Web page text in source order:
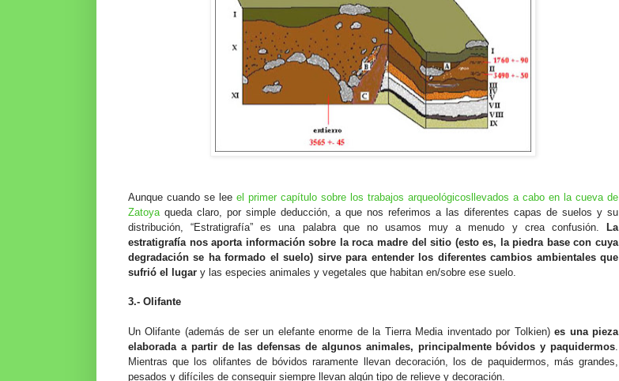
Aunque cuando se lee el primer capítulo sobre los trabajos arqueológicosllevados a cabo en la cueva de
Zatoya queda claro, por simple deducción, a que nos referimos a las diferentes capas de suelos y su
distribución, “Estratigrafía” es una palabra que no usamos muy a menudo y crea confusión.
La
estratigrafía nos aporta información sobre la roca madre del sitio (esto es, la piedra base con cuya
degradación se ha formado el suelo) sirve para entender los diferentes cambios ambientales que
sufrió el lugar y las especies animales y vegetales que habitan en/sobre ese suelo.
3.- Olifante
Un Olifante (además de ser un elefante enorme de la Tierra Media inventado por Tolkien)es una pieza
elaborada a partir de las defensas de algunos animales, principalmente bóvidos y paquidermos
Mientras que los olifantes de bóvidos raramente llevan decoración, los de paquidermos, más grandes,
pesados y difíciles de conseguir siempre llevan algún tipo de relieve y decoración.